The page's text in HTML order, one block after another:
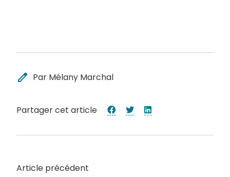
edit Par Mélany Marchal
Partager cet article
Article précédent